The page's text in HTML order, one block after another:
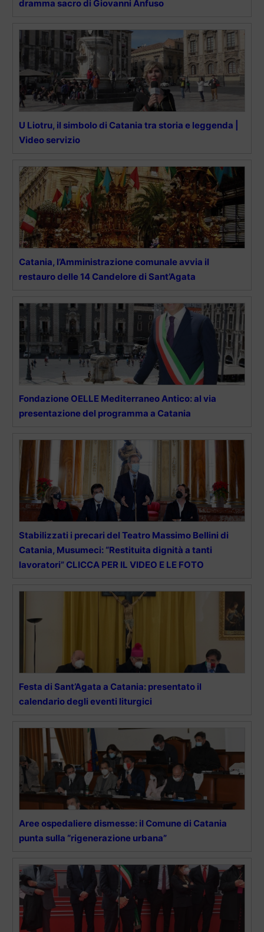
dramma sacro di Giovanni Anfuso
U Liotru, il simbolo di Catania tra storia e leggenda |
Video servizio
Catania, l’Amministrazione comunale avvia il
restauro delle 14 Candelore di Sant’Agata
Fondazione OELLE Mediterraneo Antico: al via
presentazione del programma a Catania
Stabilizzati i precari del Teatro Massimo Bellini di
Catania, Musumeci: “Restituita dignità a tanti
lavoratori” CLICCA PER IL VIDEO E LE FOTO
Festa di Sant’Agata a Catania: presentato il
calendario degli eventi liturgici
Aree ospedaliere dismesse: il Comune di Catania
punta sulla “rigenerazione urbana”